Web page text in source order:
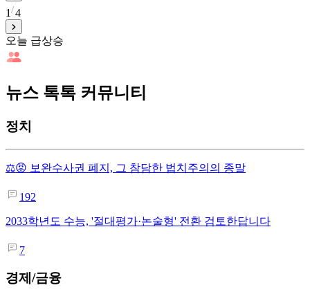
1 4
오늘 급상승
뉴스 톡톡 커뮤니티
정치
⚖️😡 보완수사권 폐지, 그 참담한 법치주의의 종말
192
2033학년도 수능, '절대평가·논술형' 전환 검토한답니다
7
경제/금융